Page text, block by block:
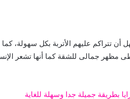
تتراكم عليهم الأتربة بكل سهولة،
جمالى للشقة كما أنها تشعر